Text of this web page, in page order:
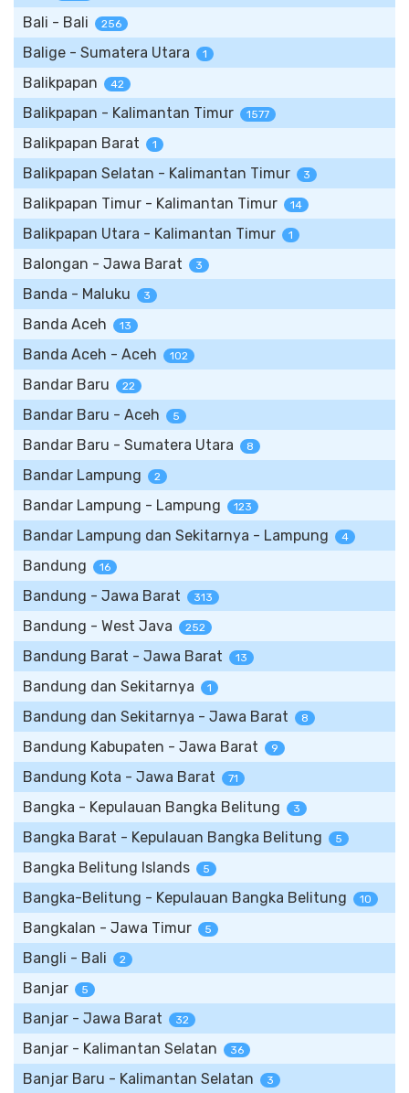
Bali - Bali 256
Balige - Sumatera Utara 1
Balikpapan 42
Balikpapan - Kalimantan Timur 1577
Balikpapan Barat 1
Balikpapan Selatan - Kalimantan Timur 3
Balikpapan Timur - Kalimantan Timur 14
Balikpapan Utara - Kalimantan Timur 1
Balongan - Jawa Barat 3
Banda - Maluku 3
Banda Aceh 13
Banda Aceh - Aceh 102
Bandar Baru 22
Bandar Baru - Aceh 5
Bandar Baru - Sumatera Utara 8
Bandar Lampung 2
Bandar Lampung - Lampung 123
Bandar Lampung dan Sekitarnya - Lampung 4
Bandung 16
Bandung - Jawa Barat 313
Bandung - West Java 252
Bandung Barat - Jawa Barat 13
Bandung dan Sekitarnya 1
Bandung dan Sekitarnya - Jawa Barat 8
Bandung Kabupaten - Jawa Barat 9
Bandung Kota - Jawa Barat 71
Bangka - Kepulauan Bangka Belitung 3
Bangka Barat - Kepulauan Bangka Belitung 5
Bangka Belitung Islands 5
Bangka-Belitung - Kepulauan Bangka Belitung 10
Bangkalan - Jawa Timur 5
Bangli - Bali 2
Banjar 5
Banjar - Jawa Barat 32
Banjar - Kalimantan Selatan 36
Banjar Baru - Kalimantan Selatan 3